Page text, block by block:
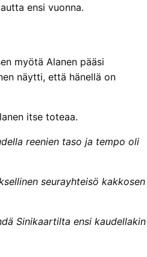
ensi vuonna.
myötä Alanen pääsi
näytti, että hänellä on
itse toteaa.
reenien taso ja tempo oli
seurayhteisö kakkosen
Sinikaartilta ensi kaudellakin